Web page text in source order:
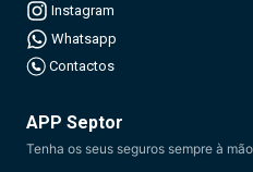
Instagram
Whatsapp
Contactos
APP Septor
Tenha os seus seguros sempre à